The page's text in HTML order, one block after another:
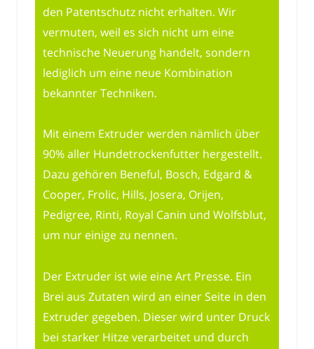
den Patentschutz nicht erhalten. Wir
vermuten, weil es sich nicht um eine
technische Neuerung handelt, sondern
lediglich um eine neue Kombination
bekannter Techniken.
Mit einem Extruder werden nämlich über
90% aller Hundetrockenfutter hergestellt.
Dazu gehören Beneful, Bosch, Edgard &
Cooper, Frolic, Hills, Josera, Orijen,
Pedigree, Rinti, Royal Canin und Wolfsblut,
um nur einige zu nennen.
Der Extruder ist wie eine Art Presse. Ein
Brei aus Zutaten wird an einer Seite in den
Extruder gegeben. Dieser wird unter Druck
bei starker Hitze verarbeitet und durch